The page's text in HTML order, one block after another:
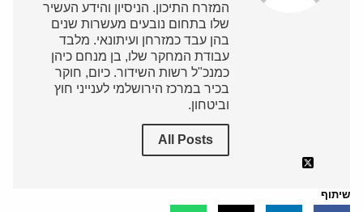
המזרח התיכון. הניסיון והידע העשיר
שלו בתחום נובעים מעשרות שנים
בהן עבד כמזרחן ועיתונאי. מלבד
עבודת המחקר שלו, בן מנחם כיהן
כמנכ"ל רשות השידור. כיום, חוקר
בכיר במרכז הירושלמי לענייני חוץ
וביטחון.
All Posts
שיתוף